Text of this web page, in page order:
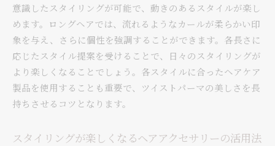
意識したスタイリングが可能で、動きのあるスタイルが楽し
めます。ロングヘアでは、流れるようなカールが柔らかい印
象を与え、さらに個性を強調することができます。各長さに
応じたスタイル提案を受けることで、日々のスタイリングが
より楽しくなることでしょう。各スタイルに合ったヘアケア
製品を使用することも重要で、ツイストパーマの美しさを長
持ちさせるコツとなります。
スタイリングが楽しくなるヘアアクセサリーの活用法